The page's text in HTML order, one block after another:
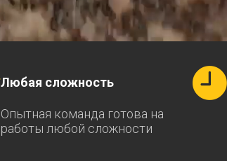
Любая сложность
Опытная команда готова на
работы любой сложности